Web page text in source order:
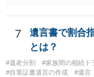
っていない部分につい
ついては、お父様自身
らめるしかないと思いま
7
遺言書で割合
とは？
#遺産分割 #家族間の相続ト
#自筆証書遺言の作成
#遺言